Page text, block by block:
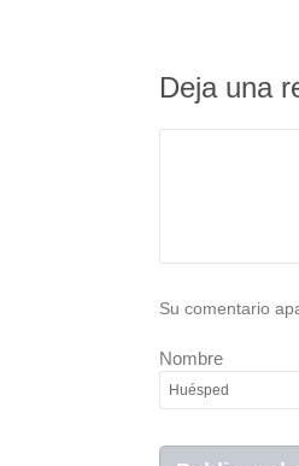
Deja una
Su comentario
Nombre